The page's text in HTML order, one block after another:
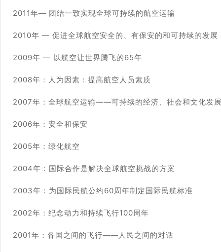
2011年— 团结一致实现全球可持续的航空运输
2010年 — 促进全球航空安全的、有保安的和可持续的发展
2009年 — 以航空让世界腾飞的65年
2008年：人为因素：提高航空人员素质
2007年：全球航空运输——可持续的经济、社会和文化发
2006年：安全和保安
2005年：绿化航空
2004年：国际合作是解决全球航空挑战的方案
2003年：为国际民航公约60周年制定国际民航标准
2002年：纪念动力和持续飞行100周年
2001年：各国之间的飞行——人民之间的对话